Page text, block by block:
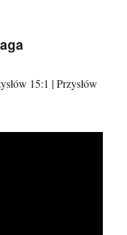
15:1 | Przysłów